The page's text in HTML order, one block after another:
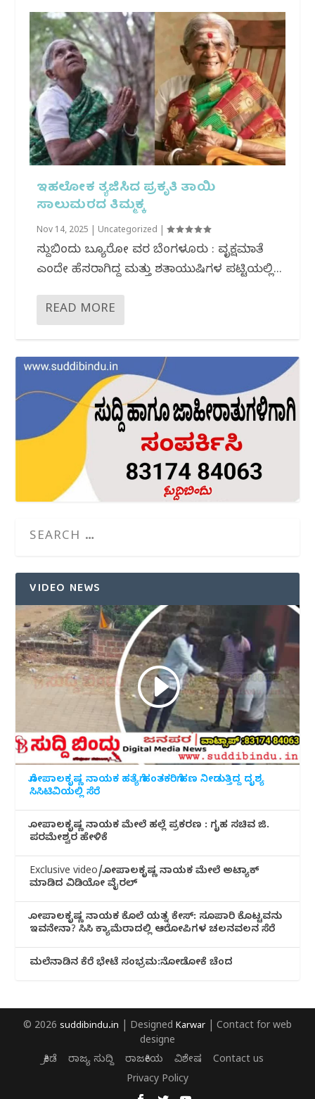
ಇಹಲೋಕ ತ್ಯಜಿಸಿದ ಪ್ರಕೃತಿ ತಾಯಿ
ಸಾಲುಮರದ ತಿಮ್ಮಕ್ಕ
Nov 14, 2025 Uncategorized |
ಸುದ್ದಿಬಿಂದು ಬ್ಯೂರೋ ವರದಿ ಬೆಂಗಳೂರು : ವೃಕ್ಷಮಾತೆ
ಎಂದೇ ಹೆಸರಾಗಿದ್ದ ಮತ್ತು ಶತಾಯುಷಿಗಳ ಪಟ್ಟಿಯಲ್ಲಿ...
READ MORE
VIDEO NEWS
ಗೋಪಾಲಕೃಷ್ಣ ನಾಯಕ ಹತ್ಯೆಗೆ ಹಂತಕರಿಗೆ ಹಣ ನೀಡುತ್ತಿದ್ದ ದೃಶ್ಯ
ಸಿಸಿಟಿವಿಯಲ್ಲಿ ಸೆರೆ
ಗೋಪಾಲಕೃಷ್ಣ ನಾಯಕ ಮೇಲೆ ಹಲ್ಲೆ ಪ್ರಕರಣ : ಗೃಹ ಸಚಿವ ಜಿ.
ಪರಮೇಶ್ವರ ಹೇಳಿಕೆ
Exclusive video/ಗೋಪಾಲಕೃಷ್ಣ ನಾಯಕ ಮೇಲೆ ಅಟ್ಯಾಕ್
ಮಾಡಿದ ವಿಡಿಯೋ ವೈರಲ್
ಗೋಪಾಲಕೃಷ್ಣ ನಾಯಕ ಕೊಲೆ ಯತ್ನ ಕೇಸ್: ಸೂಪಾರಿ ಕೊಟ್ಟವನು
ಇವನೇನಾ? ಸಿಸಿ ಕ್ಯಾಮೆರಾದಲ್ಲಿ ಆರೋಪಿಗಳ ಚಲನವಲನ ಸೆರೆ
ಮಲೆನಾಡಿ‌ನ ಕೆರೆ ಭೇಟೆ ಸಂಭ್ರಮ:ನೋಡೋಕೆ ಚೆಂದ
© 2026 suddibindu.in | Designed Karwar | Contact for web
designe
ಕ್ರೀಡೆ
ರಾಜ್ಯ ಸುದ್ದಿ ರಾಜಕೀಯ ವಿಶೇಷ
Contact us
Privacy Policy